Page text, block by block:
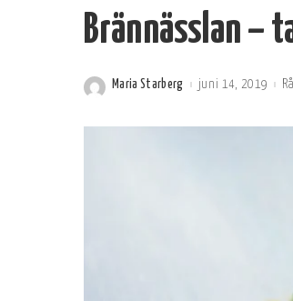
Brännässlan –
Postat
Maria Starberg juni 14, 2019